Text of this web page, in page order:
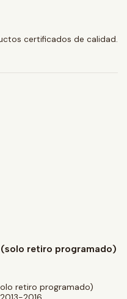
certificados de calidad.
retiro programado)
retiro programado)